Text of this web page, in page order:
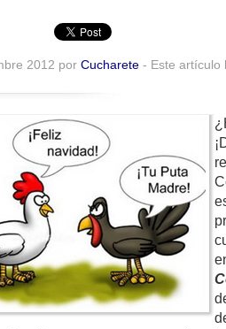
2012 por Cucharete - Este